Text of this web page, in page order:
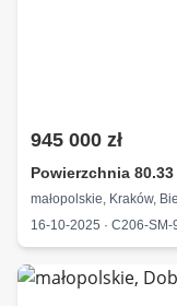
945 000 zł
Powierzchnia
małopolskie, Kraków,
16-10-2025 · C206-SM-